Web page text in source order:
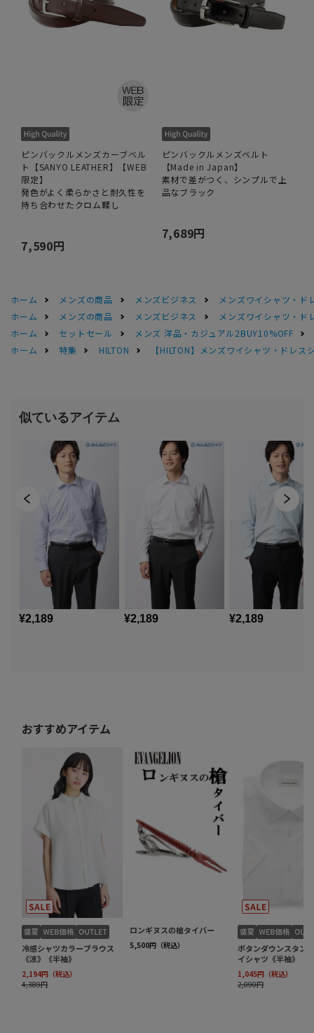
ピンバックルメンズカーブベル
ト【SANYO LEATHER】【WEB
限定】
発色がよく柔らかさと耐久性を
持ち合わせたクロム鞣し
7,590円
ピンバックルメンズベルト
【Made in Japan】
素材で差がつく、シンプルで上
品なブラック
7,689円
ホーム メンズの商品 メンズビジネス
メンズワイシャツ・ド
ホーム
メンズの商品 メンズビジネス
メンズワイシャツ・ド
ホーム
セットセール
メンズ 洋品・カジュアル2BUY10%OFF
ホーム
特集 HILTON 【HILTON】メンズワイシャツ・ドレス